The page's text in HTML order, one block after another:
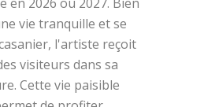
vie tranquille et se
l'artiste reçoit
visiteurs dans sa
Cette vie paisible